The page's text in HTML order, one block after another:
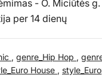
- O. Miciūtės g.
per 14 dienų
, genre_Hip Hop ,
House ,